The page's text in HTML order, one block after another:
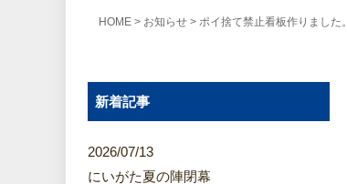
HOME > お知らせ > ポイ捨て禁止看板作りました。
新着記事
2026/07/13
にいがた夏の陣閉幕